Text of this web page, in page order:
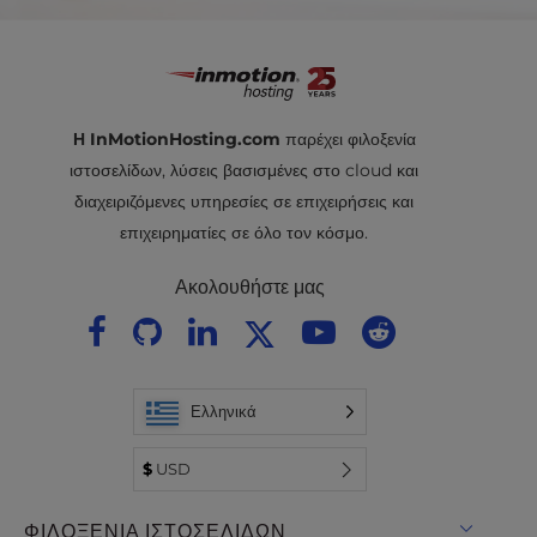
.world
.xyz
περιλαμβάνουνDrupal Hosting,Joomla Hosting
Magento Hosting
PrestaShop Hosting,PHP Hostingκαι πολλά
άλλα.
Η InMotionHosting.com παρέχει φιλοξενία
ιστοσελίδων, λύσεις βασισμένες στο cloud και
διαχειριζόμενες υπηρεσίες σε επιχειρήσεις και
επιχειρηματίες σε όλο τον κόσμο.
Ακολουθήστε μας
Ελληνικά
$USD
ΦΙΛΟΞΕΝΊΑ ΙΣΤΟΣΕΛΊΔΩΝ